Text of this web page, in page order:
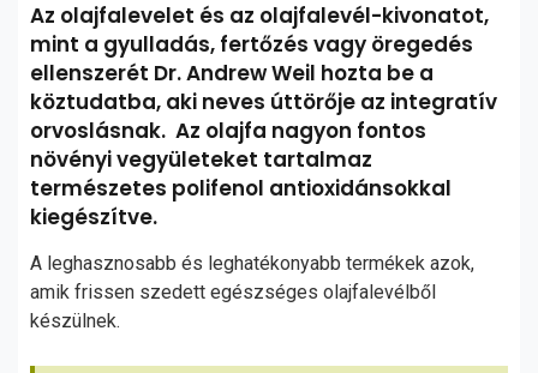
Az olajfalevelet és az olajfalevél-kivonatot,
mint a gyulladás, fertőzés vagy öregedés
ellenszerét Dr. Andrew Weil hozta be a
köztudatba, aki neves úttörője az integratív
orvoslásnak. Az olajfa nagyon fontos
növényi vegyületeket tartalmaz
természetes polifenol antioxidánsokkal
kiegészítve.
A leghasznosabb és leghatékonyabb termékek azok,
amik frissen szedett egészséges olajfalevélből
készülnek.